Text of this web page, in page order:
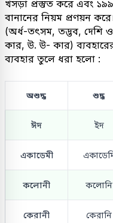
খসড়া প্রস্তুত করে এবং
বানানের নিয়ম প্রণয়ন
(অর্ধ-তৎসম, তদ্ভব, দেশি ও
কার, উ. উ- কার)
ব্যবহার তুলে ধরা হলো :
অশুদ্ধ শুদ্ধ
ঈদ ইদ
একাডেমী
কলোনী কলোনি
কেরানী কেরানি